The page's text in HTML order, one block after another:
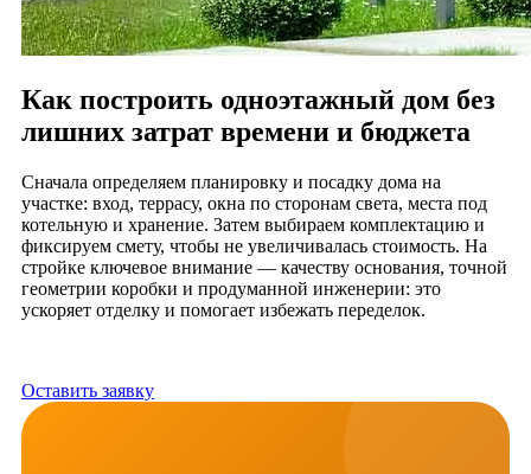
Как построить одноэтажный дом без
лишних затрат времени и бюджета
Сначала определяем планировку и посадку дома на
участке: вход, террасу, окна по сторонам света, места под
котельную и хранение. Затем выбираем комплектацию и
фиксируем смету, чтобы не увеличивалась стоимость. На
стройке ключевое внимание — качеству основания, точной
геометрии коробки и продуманной инженерии: это
ускоряет отделку и помогает избежать переделок.
Оставить заявку